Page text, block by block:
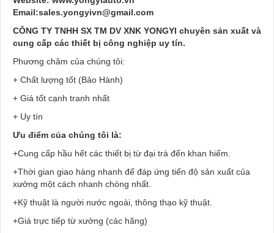
Email:sales.yongyivn@gmail.com
CÔNG TY TNHH SX TM DV XNK YONGYI chuyên sản xuất và
cung cấp các thiết bị công nghiệp uy tín.
Phương châm của chúng tôi:
+ Chất lượng tốt (Bảo Hành)
+ Giá tốt cạnh tranh nhất
+ Uy tín
Ưu điểm của chúng tôi là:
+Cung cấp hầu hết các thiết bị từ đại trà đến khan hiếm.
+Thời gian giao hàng nhanh để đáp ứng tiến độ sản xuất của
xưởng một cách nhanh chóng nhất.
+Kỹ thuật là người nước ngoài, thông thạo kỹ thuật.
+Giá trực tiếp từ xưởng (các hãng)